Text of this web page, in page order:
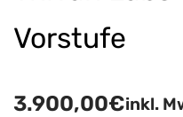
Vorstufe
3.900,00€inkl.